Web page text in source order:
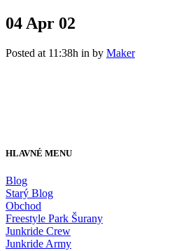
04 Apr 02
Posted at 11:38h in by Maker
HLAVNÉ MENU
Blog
Starý Blog
Obchod
Freestyle Park Šurany
Junkride Crew
Junkride Army